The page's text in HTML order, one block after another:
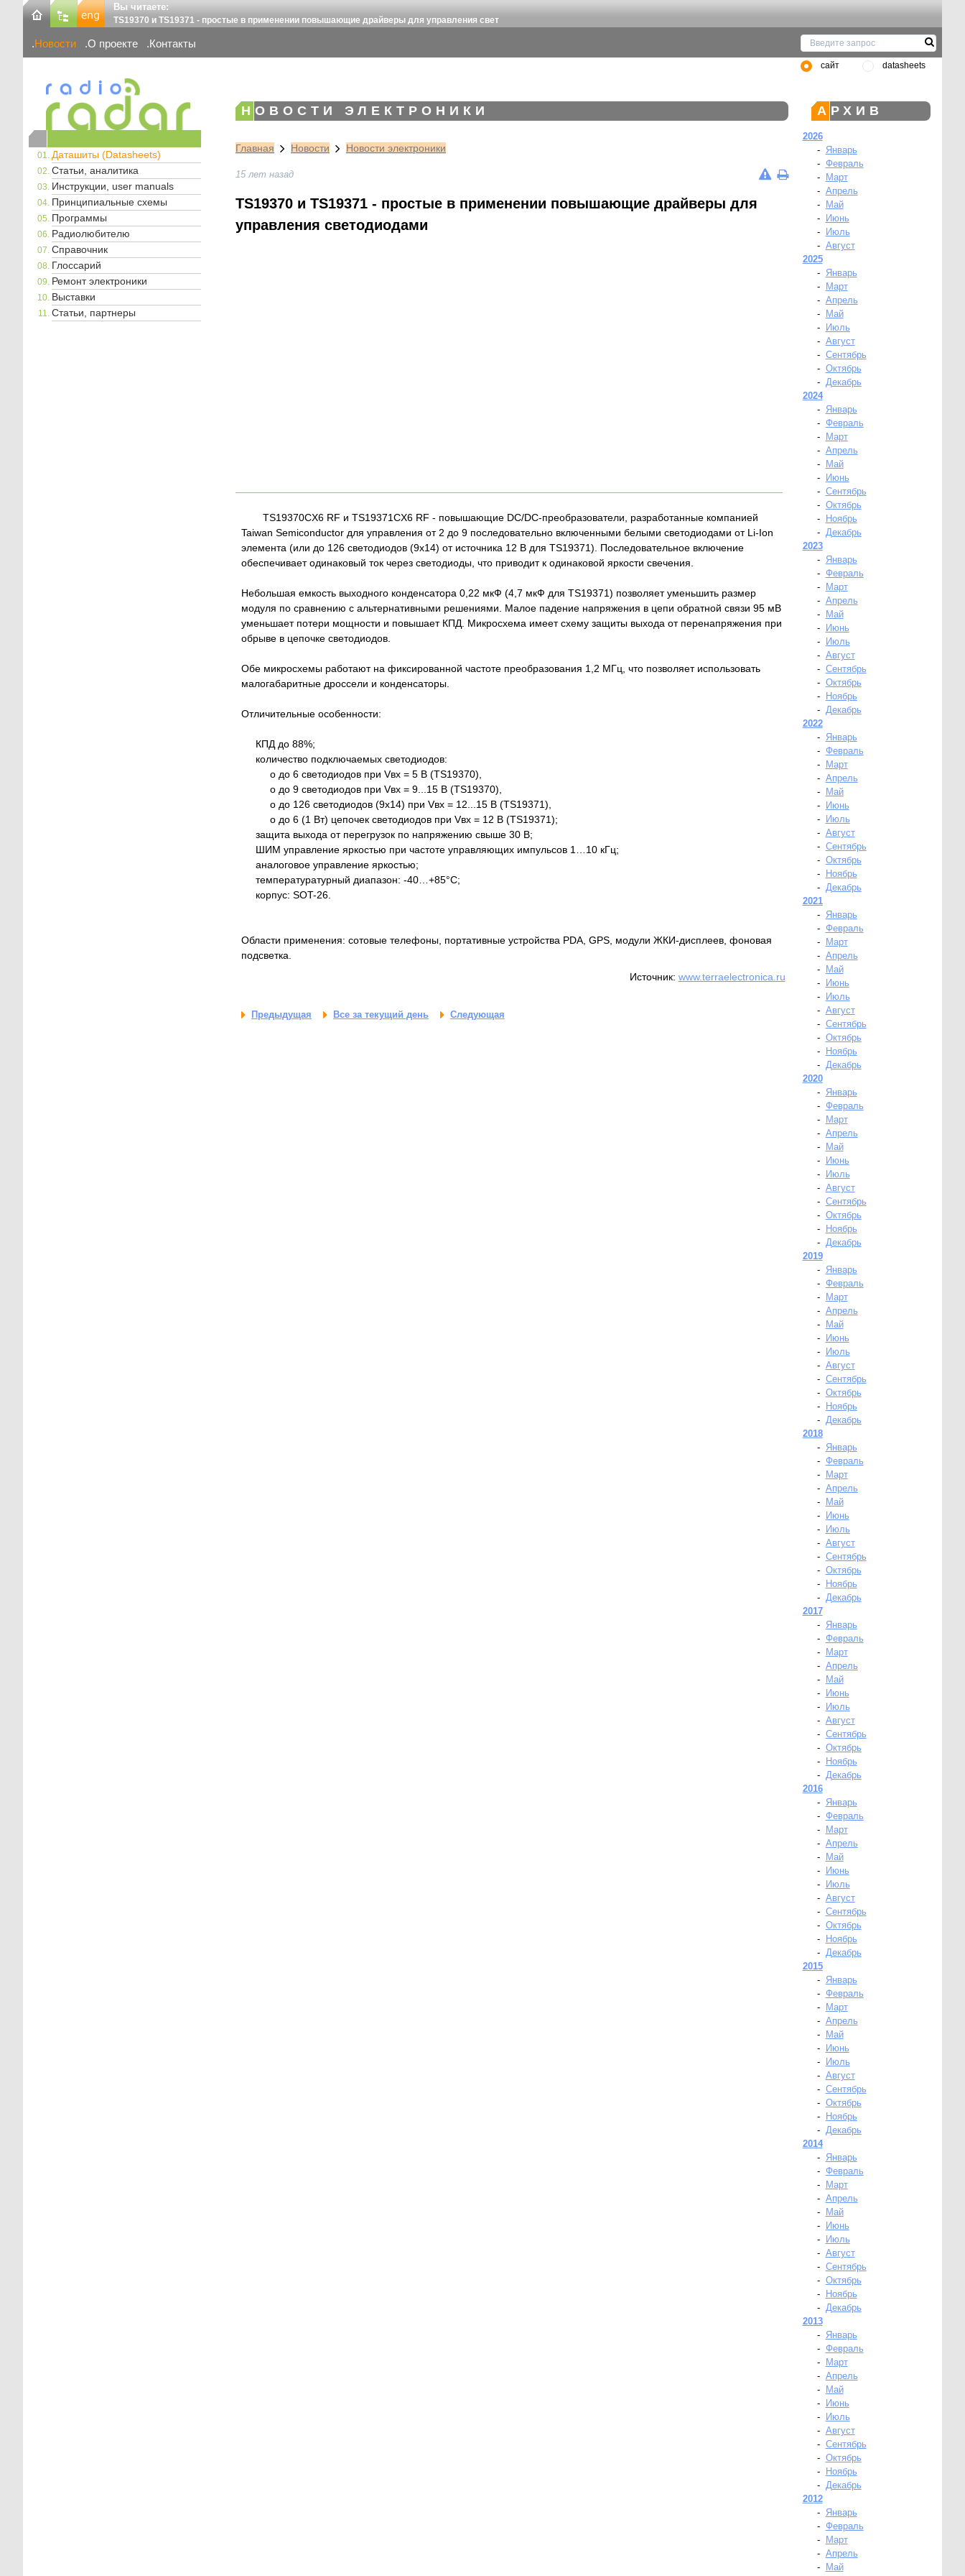
Вы читаете:
TS19370 и TS19371 - простые в применении повышающие драйверы для управления свет
Новости О проекте Контакты
сайт datasheets
Даташиты (Datasheets)
Статьи, аналитика
Инструкции, user manuals
Принципиальные схемы
Программы
Радиолюбителю
Справочник
Глоссарий
Ремонт электроники
Выставки
Статьи, партнеры
НОВОСТИ ЭЛЕКТРОНИКИ
Главная Новости Новости электроники
15 лет назад
TS19370 и TS19371 - простые в применении повышающие драйверы для
управления светодиодами
TS19370CX6 RF и TS19371CX6 RF - повышающие DC/DC-преобразователи, разработанные компанией
Taiwan Semiconductor для управления от 2 до 9 последовательно включенными белыми светодиодами от Li-Ion
элемента (или до 126 светодиодов (9х14) от источника 12 В для TS19371). Последовательное включение
обеспечивает одинаковый ток через светодиоды, что приводит к одинаковой яркости свечения.
Небольшая емкость выходного конденсатора 0,22 мкФ (4,7 мкФ для TS19371) позволяет уменьшить размер
модуля по сравнению с альтернативными решениями. Малое падение напряжения в цепи обратной связи 95 мВ
уменьшает потери мощности и повышает КПД. Микросхема имеет схему защиты выхода от перенапряжения при
обрыве в цепочке светодиодов.
Обе микросхемы работают на фиксированной частоте преобразования 1,2 МГц, что позволяет использовать
малогабаритные дроссели и конденсаторы.
Отличительные особенности:
КПД до 88%;
количество подключаемых светодиодов:
o до 6 светодиодов при Vвх = 5 В (TS19370),
o до 9 светодиодов при Vвх = 9...15 В (TS19370),
o до 126 светодиодов (9х14) при Vвх = 12...15 В (TS19371),
o до 6 (1 Вт) цепочек светодиодов при Vвх = 12 В (TS19371);
защита выхода от перегрузок по напряжению свыше 30 В;
ШИМ управление яркостью при частоте управляющих импульсов 1…10 кГц;
аналоговое управление яркостью;
температуратурный диапазон: -40…+85°С;
корпус: SOT-26.
Области применения: сотовые телефоны, портативные устройства PDA, GPS, модули ЖКИ-дисплеев, фоновая
подсветка.
Источник: www.terraelectronica.ru
Предыдущая Все за текущий день Следующая
АРХИВ
2026
-
Январь
- Февраль
-
Март
- Апрель
-
Май
-
Июнь
-
Июль
- Август
2025
-
Январь
-
Март
- Апрель
-
Май
-
Июль
- Август
- Сентябрь
- Октябрь
- Декабрь
2024
-
Январь
- Февраль
-
Март
- Апрель
-
Май
-
Июнь
- Сентябрь
- Октябрь
-
Ноябрь
- Декабрь
2023
-
Январь
- Февраль
-
Март
- Апрель
-
Май
-
Июнь
-
Июль
- Август
- Сентябрь
- Октябрь
-
Ноябрь
- Декабрь
2022
-
Январь
- Февраль
-
Март
- Апрель
-
Май
-
Июнь
-
Июль
- Август
- Сентябрь
- Октябрь
-
Ноябрь
- Декабрь
2021
-
Январь
- Февраль
-
Март
- Апрель
-
Май
-
Июнь
-
Июль
- Август
- Сентябрь
- Октябрь
-
Ноябрь
- Декабрь
2020
-
Январь
- Февраль
-
Март
- Апрель
-
Май
-
Июнь
-
Июль
- Август
- Сентябрь
- Октябрь
-
Ноябрь
- Декабрь
2019
-
Январь
- Февраль
-
Март
- Апрель
-
Май
-
Июнь
-
Июль
- Август
- Сентябрь
- Октябрь
-
Ноябрь
- Декабрь
2018
-
Январь
- Февраль
-
Март
- Апрель
-
Май
-
Июнь
-
Июль
- Август
- Сентябрь
- Октябрь
-
Ноябрь
- Декабрь
2017
-
Январь
- Февраль
-
Март
- Апрель
-
Май
-
Июнь
-
Июль
- Август
- Сентябрь
- Октябрь
-
Ноябрь
- Декабрь
2016
-
Январь
- Февраль
-
Март
- Апрель
-
Май
-
Июнь
-
Июль
- Август
- Сентябрь
- Октябрь
-
Ноябрь
- Декабрь
2015
-
Январь
- Февраль
-
Март
- Апрель
-
Май
-
Июнь
-
Июль
- Август
- Сентябрь
- Октябрь
-
Ноябрь
- Декабрь
2014
-
Январь
- Февраль
-
Март
- Апрель
-
Май
-
Июнь
-
Июль
- Август
- Сентябрь
- Октябрь
-
Ноябрь
- Декабрь
2013
-
Январь
- Февраль
-
Март
- Апрель
-
Май
-
Июнь
-
Июль
- Август
- Сентябрь
- Октябрь
-
Ноябрь
- Декабрь
2012
-
Январь
- Февраль
-
Март
- Апрель
-
Май